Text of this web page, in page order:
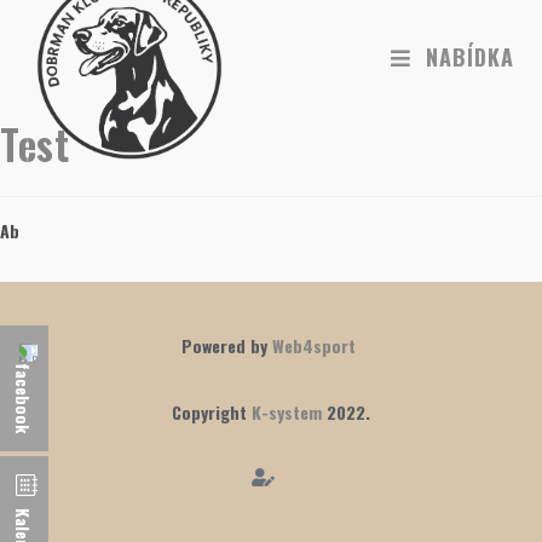
NABÍDKA
Test
Ab
Powered byWeb4sport
Copyright K-system 2022.